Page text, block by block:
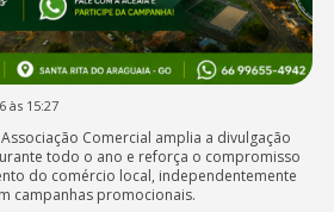
às 15:27
Comercial amplia a divulgação
todo o ano e reforça o compromisso
do comércio local, independentemente
campanhas promocionais.